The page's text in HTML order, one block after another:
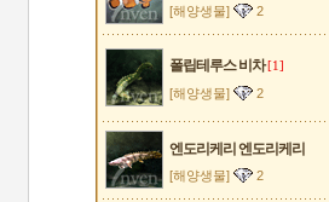
[해양생물] 2
폴립테루스 비차 [1]
[해양생물] 2
엔도리케리 엔도리케리
[해양생물] 2